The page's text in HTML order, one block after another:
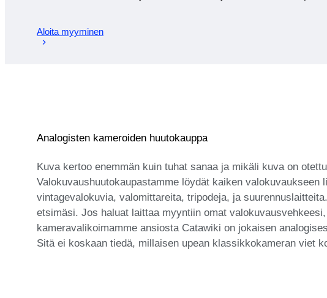
Aloita myyminen
Analogisten kameroiden huutokauppa
Kuva kertoo enemmän kuin tuhat sanaa ja mikäli kuva on
Valokuvaushuutokaupastamme löydät kaiken
vintagevalokuvia, valomittareita, tripodeja, ja
etsimäsi. Jos haluat laittaa myyntiin omat
kameravalikoimamme ansiosta Catawiki on jokaisen
Sitä ei koskaan tiedä, millaisen upean klassikkokameran viet